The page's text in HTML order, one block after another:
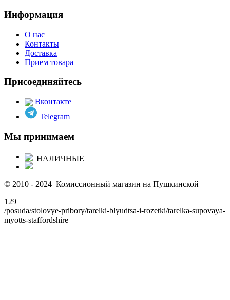
Информация
О нас
Контакты
Доставка
Прием товара
Присоединяйтесь
Вконтакте
Telegram
Мы принимаем
НАЛИЧНЫЕ
© 2010 - 2024 Комиссионный магазин на Пушкинской
129
/posuda/stolovye-pribory/tarelki-blyudtsa-i-rozetki/tarelka-supovaya-
myotts-staffordshire